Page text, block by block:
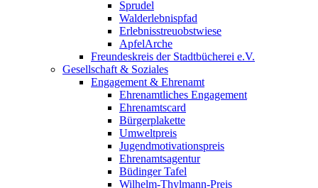
Sprudel
Walderlebnispfad
Erlebnisstreuobstwiese
ApfelArche
Freundeskreis der Stadtbücherei e.V.
Gesellschaft & Soziales
Engagement & Ehrenamt
Ehrenamtliches Engagement
Ehrenamtscard
Bürgerplakette
Umweltpreis
Jugendmotivationspreis
Ehrenamtsagentur
Büdinger Tafel
Wilhelm-Thylmann-Preis